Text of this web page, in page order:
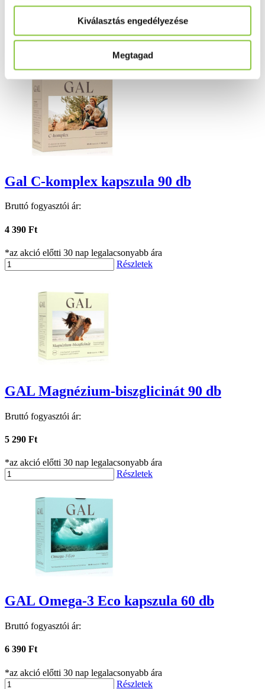
Kiválasztás engedélyezése
Megtagad
Ezek is érdekelhetik Önt
Gal C-komplex kapszula 90 db
Bruttó fogyasztói ár:
4 390 Ft
*az akció előtti 30 nap legalacsonyabb ára
Részletek
GAL Magnézium-biszglicinát 90 db
Bruttó fogyasztói ár:
5 290 Ft
*az akció előtti 30 nap legalacsonyabb ára
Részletek
GAL Omega-3 Eco kapszula 60 db
Bruttó fogyasztói ár:
6 390 Ft
*az akció előtti 30 nap legalacsonyabb ára
Részletek